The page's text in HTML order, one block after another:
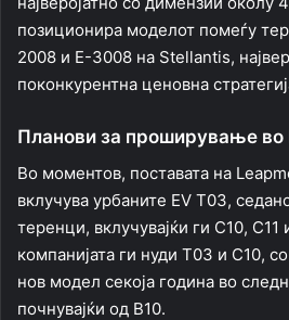
позиционира моделот помеѓу
2008 и E-3008 на Stellantis,
поконкурентна ценовна
Планови за проширување во
Во моментов, поставата на
вклучува урбаните EV T03,
теренци, вклучувајќи ги C10, C11
компанијата ги нуди T03 и C10,
нов модел секоја година во
почнувајќи од B10.